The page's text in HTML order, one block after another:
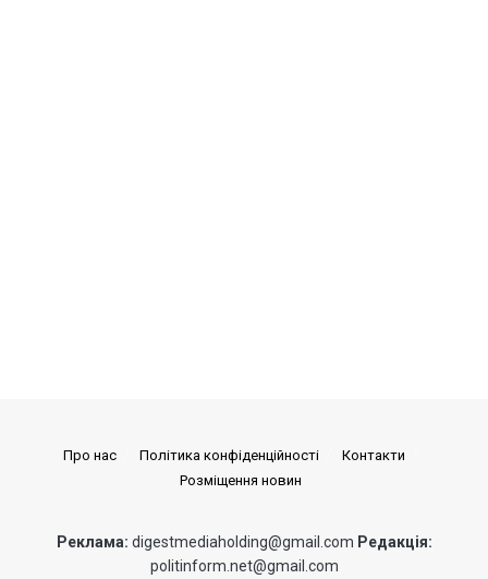
Про нас Політика конфіденційності
Контакти
Розміщення новин
Реклама: digestmediaholding@gmail.com Редакція:
politinform.net@gmail.com